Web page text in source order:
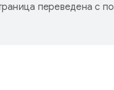
переведена с